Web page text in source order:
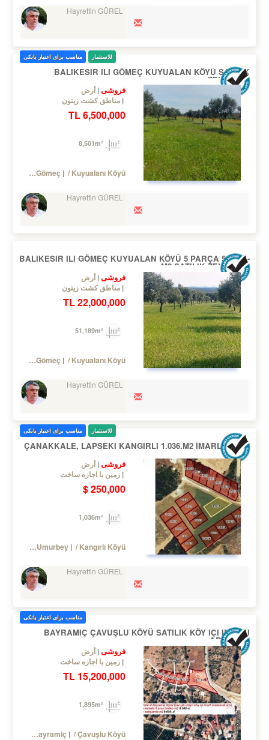
Hayrettin GÜREL
للاستثمار مناسب برای اعتبار بانکی
BALIKESIR ILI GÖMEÇ KUYUALAN KÖYÜ SATILIK
ZEYTINLIK
فروشی أرض
مناطق کشت زیتون
6,500,000 TL
Turkey Balıkesir / Gömeç / Kuyualanı Köyü
Hayrettin GÜREL
BALIKESIR ILI GÖMEÇ KUYUALAN KÖYÜ 5 PARÇA 51.200.-
M2 SATILIK ZEYTİNLİK
فروشی أرض
مناطق کشت زیتون
22,000,000 TL
Turkey Balıkesir / Gömeç / Kuyualanı Köyü
Hayrettin GÜREL
للاستثمار مناسب برای اعتبار بانکی
ÇANAKKALE, LAPSEKİ KANGIRLI 1.036.M2 İMARLI ARSA
فروشی أرض
زمین با اجازه ساخت
250,000 $
Lapseki / Umurbey / Kangırlı Köyü
Hayrettin GÜREL
مناسب برای اعتبار بانکی
BAYRAMIÇ ÇAVUŞLU KÖYÜ SATILIK KÖY IÇI IMARLI
ARSALAR
فروشی أرض
زمین با اجازه ساخت
15,200,000 TL
Turkey Çanakkale / Bayramiç / Çavuşlu Köyü